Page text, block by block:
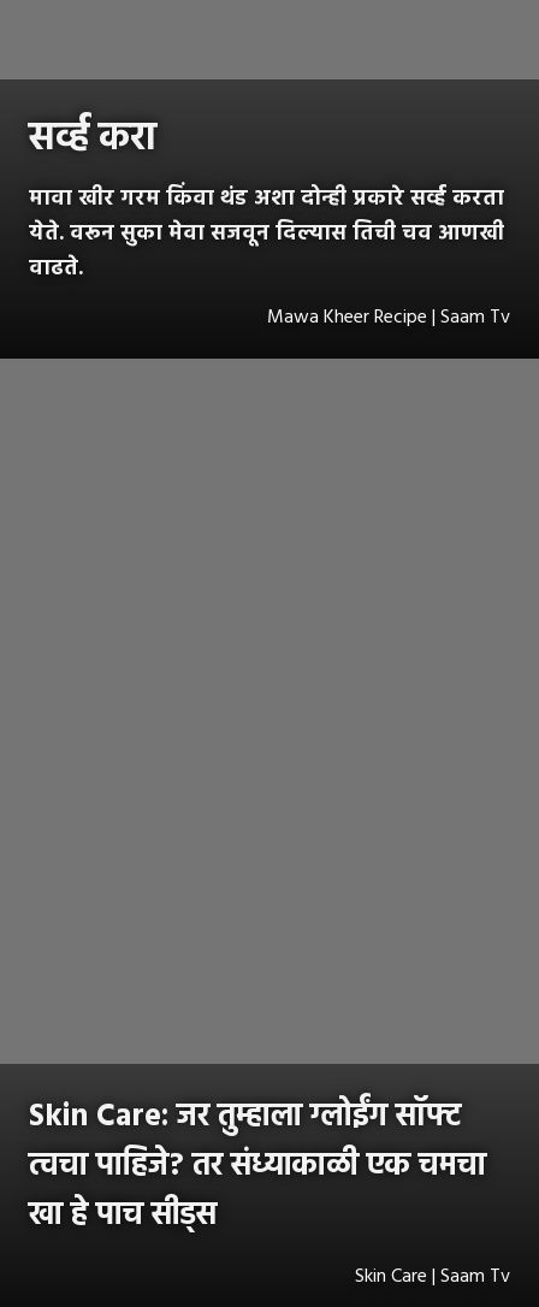
सर्व्ह करा
मावा खीर गरम किंवा थंड अशा दोन्ही प्रकारे सर्व्ह करता
येते. वरून सुका मेवा सजवून दिल्यास तिची चव आणखी
वाढते.
Mawa Kheer Recipe | Saam Tv
Skin Care: जर तुम्हाला ग्लोईंग सॉफ्ट
त्वचा पाहिजे? तर संध्याकाळी एक चमचा
खा हे पाच सीड्स
Skin Care | Saam Tv